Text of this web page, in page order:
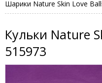
Шарики Nature Skin Love
Кульки Nature
515973